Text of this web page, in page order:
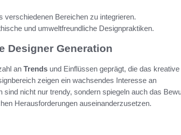
verschiedenen Bereichen zu integrieren.
und umweltfreundliche Designpraktiken.
Designer Generation
an Trends und Einflüssen geprägt, die das kreative
zeigen ein wachsendes Interesse an
nicht nur trendy, sondern spiegeln auch das
Herausforderungen auseinanderzusetzen.